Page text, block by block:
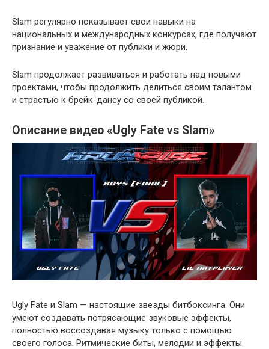
Slam регулярно показывает свои навыки на
национальных и международных конкурсах, где получают
признание и уважение от публики и жюри.
Slam продолжает развиваться и работать над новыми
проектами, чтобы продолжить делиться своим талантом
и страстью к брейк-дансу со своей публикой.
Описание видео «Ugly Fate vs Slam»
Ugly Fate и Slam — настоящие звезды битбоксинга. Они
умеют создавать потрясающие звуковые эффекты,
полностью воссоздавая музыку только с помощью
своего голоса. Ритмические биты, мелодии и эффекты